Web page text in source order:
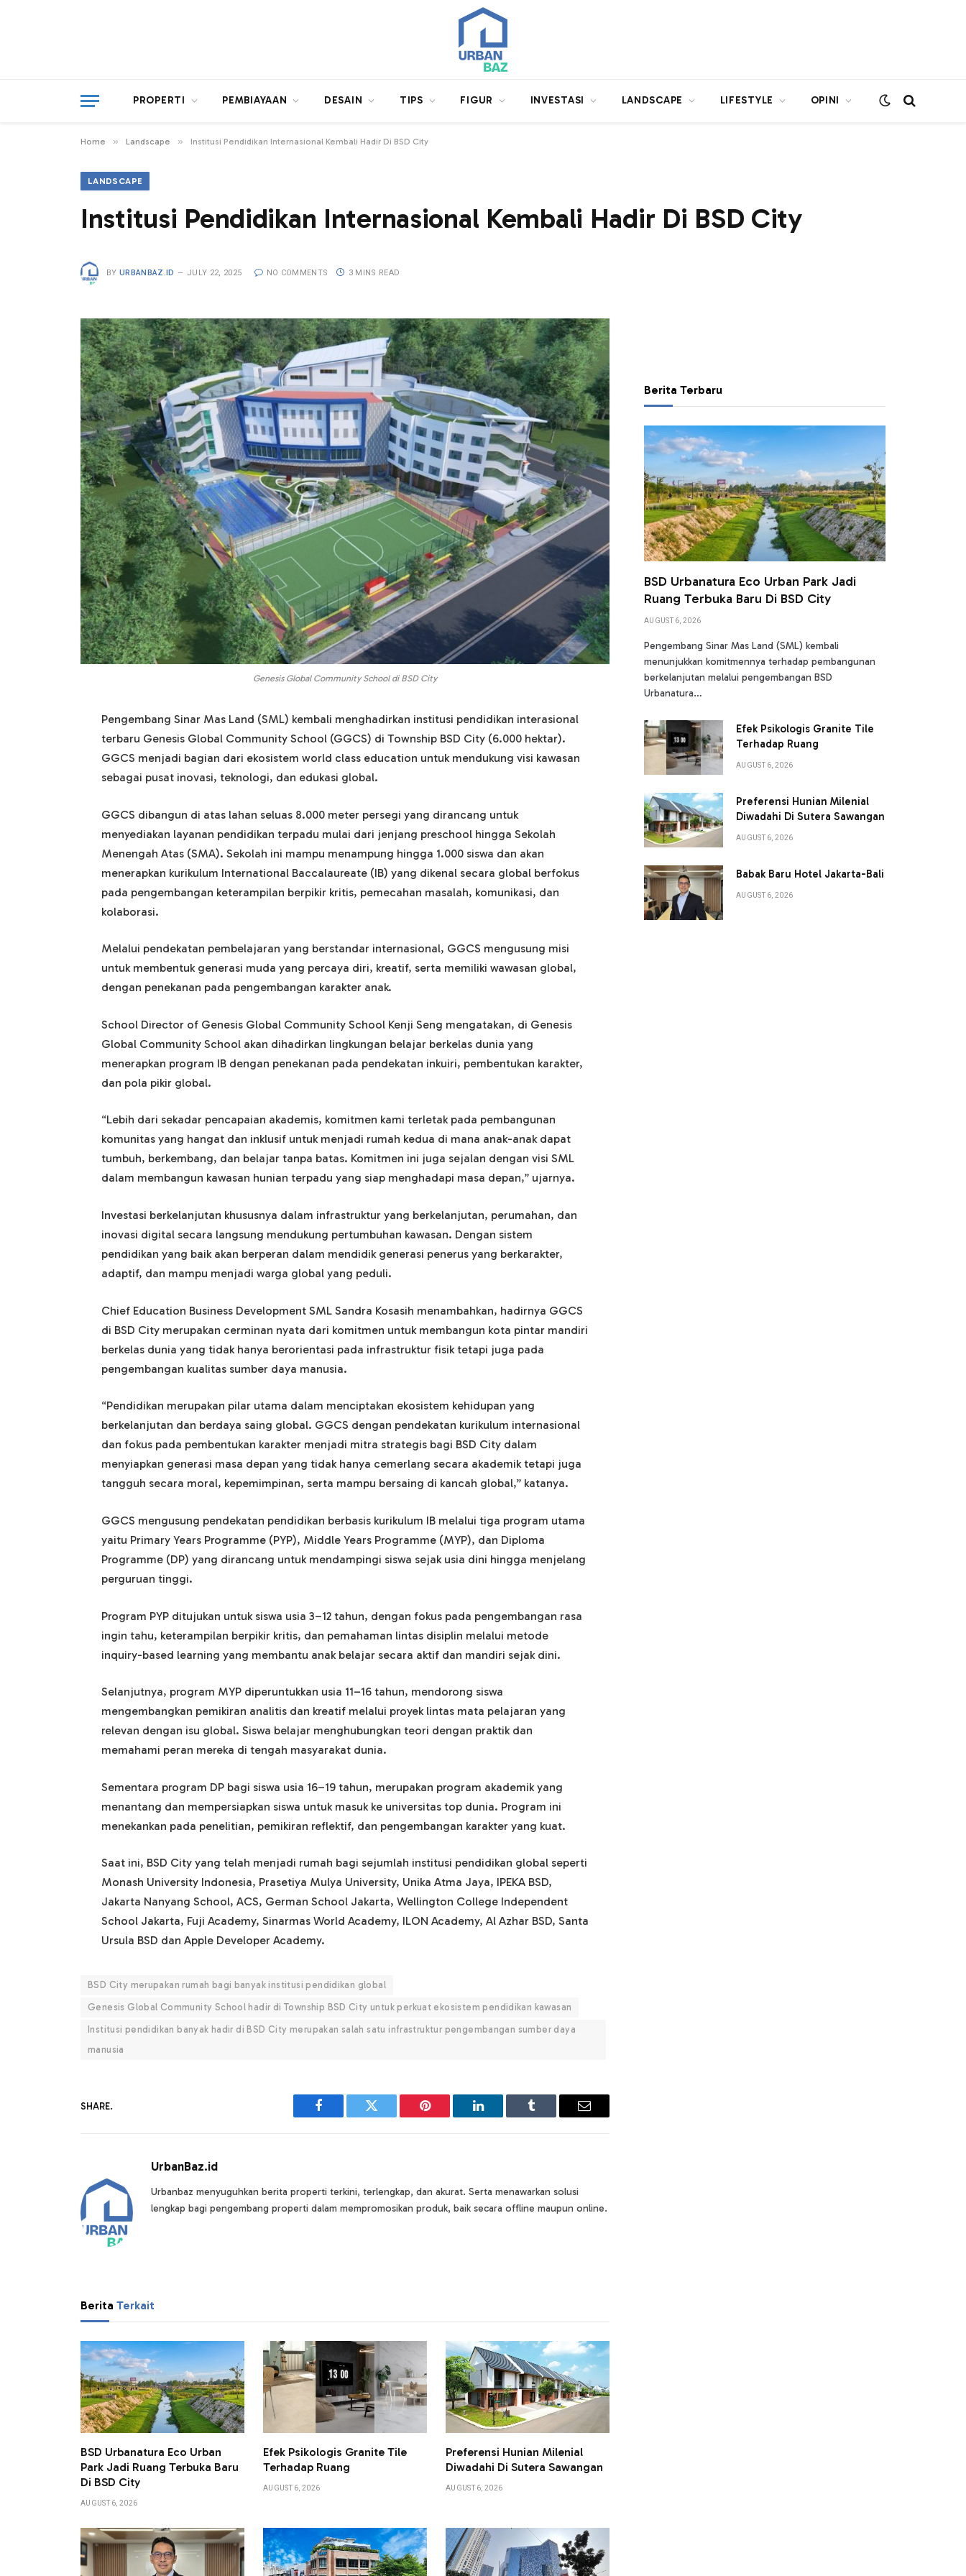
PROPERTI PEMBIAYAAN DESAIN TIPS FIGUR INVESTASI LANDSCAPE LIFESTYLE OPINI
Home » Landscape » Institusi Pendidikan Internasional Kembali Hadir Di BSD City
LANDSCAPE
Institusi Pendidikan Internasional Kembali Hadir Di BSD City
BY URBANBAZ.ID JULY 22, 2025 NO COMMENTS 3 MINS READ
Genesis Global Community School di BSD City
Pengembang Sinar Mas Land (SML) kembali menghadirkan institusi pendidikan interasional
terbaru Genesis Global Community School (GGCS) di Township BSD City (6.000 hektar).
GGCS menjadi bagian dari ekosistem world class education untuk mendukung visi kawasan
sebagai pusat inovasi, teknologi, dan edukasi global.
GGCS dibangun di atas lahan seluas 8.000 meter persegi yang dirancang untuk
menyediakan layanan pendidikan terpadu mulai dari jenjang preschool hingga Sekolah
Menengah Atas (SMA). Sekolah ini mampu menampung hingga 1.000 siswa dan akan
menerapkan kurikulum International Baccalaureate (IB) yang dikenal secara global berfokus
pada pengembangan keterampilan berpikir kritis, pemecahan masalah, komunikasi, dan
kolaborasi.
Melalui pendekatan pembelajaran yang berstandar internasional, GGCS mengusung misi
untuk membentuk generasi muda yang percaya diri, kreatif, serta memiliki wawasan global,
dengan penekanan pada pengembangan karakter anak.
School Director of Genesis Global Community School Kenji Seng mengatakan, di Genesis
Global Community School akan dihadirkan lingkungan belajar berkelas dunia yang
menerapkan program IB dengan penekanan pada pendekatan inkuiri, pembentukan karakter,
dan pola pikir global.
“Lebih dari sekadar pencapaian akademis, komitmen kami terletak pada pembangunan
komunitas yang hangat dan inklusif untuk menjadi rumah kedua di mana anak-anak dapat
tumbuh, berkembang, dan belajar tanpa batas. Komitmen ini juga sejalan dengan visi SML
dalam membangun kawasan hunian terpadu yang siap menghadapi masa depan,” ujarnya.
Investasi berkelanjutan khususnya dalam infrastruktur yang berkelanjutan, perumahan, dan
inovasi digital secara langsung mendukung pertumbuhan kawasan. Dengan sistem
pendidikan yang baik akan berperan dalam mendidik generasi penerus yang berkarakter,
adaptif, dan mampu menjadi warga global yang peduli.
Chief Education Business Development SML Sandra Kosasih menambahkan, hadirnya GGCS
di BSD City merupakan cerminan nyata dari komitmen untuk membangun kota pintar mandiri
berkelas dunia yang tidak hanya berorientasi pada infrastruktur fisik tetapi juga pada
pengembangan kualitas sumber daya manusia.
“Pendidikan merupakan pilar utama dalam menciptakan ekosistem kehidupan yang
berkelanjutan dan berdaya saing global. GGCS dengan pendekatan kurikulum internasional
dan fokus pada pembentukan karakter menjadi mitra strategis bagi BSD City dalam
menyiapkan generasi masa depan yang tidak hanya cemerlang secara akademik tetapi juga
tangguh secara moral, kepemimpinan, serta mampu bersaing di kancah global,” katanya.
GGCS mengusung pendekatan pendidikan berbasis kurikulum IB melalui tiga program utama
yaitu Primary Years Programme (PYP), Middle Years Programme (MYP), dan Diploma
Programme (DP) yang dirancang untuk mendampingi siswa sejak usia dini hingga menjelang
perguruan tinggi.
Program PYP ditujukan untuk siswa usia 3–12 tahun, dengan fokus pada pengembangan rasa
ingin tahu, keterampilan berpikir kritis, dan pemahaman lintas disiplin melalui metode
inquiry-based learning yang membantu anak belajar secara aktif dan mandiri sejak dini.
Selanjutnya, program MYP diperuntukkan usia 11–16 tahun, mendorong siswa
mengembangkan pemikiran analitis dan kreatif melalui proyek lintas mata pelajaran yang
relevan dengan isu global. Siswa belajar menghubungkan teori dengan praktik dan
memahami peran mereka di tengah masyarakat dunia.
Sementara program DP bagi siswa usia 16–19 tahun, merupakan program akademik yang
menantang dan mempersiapkan siswa untuk masuk ke universitas top dunia. Program ini
menekankan pada penelitian, pemikiran reflektif, dan pengembangan karakter yang kuat.
Saat ini, BSD City yang telah menjadi rumah bagi sejumlah institusi pendidikan global seperti
Monash University Indonesia, Prasetiya Mulya University, Unika Atma Jaya, IPEKA BSD,
Jakarta Nanyang School, ACS, German School Jakarta, Wellington College Independent
School Jakarta, Fuji Academy, Sinarmas World Academy, ILON Academy, Al Azhar BSD, Santa
Ursula BSD dan Apple Developer Academy.
BSD City merupakan rumah bagi banyak institusi pendidikan global
Genesis Global Community School hadir di Township BSD City untuk perkuat ekosistem pendidikan kawasan
Institusi pendidikan banyak hadir di BSD City merupakan salah satu infrastruktur pengembangan sumber daya
manusia
SHARE.
Facebook Twitter Pinterest LinkedIn Tumblr Email
UrbanBaz.id
Urbanbaz menyuguhkan berita properti terkini, terlengkap, dan akurat. Serta menawarkan solusi
lengkap bagi pengembang properti dalam mempromosikan produk, baik secara offline maupun online.
Berita Terkait
BSD Urbanatura Eco Urban
Park Jadi Ruang Terbuka Baru
Di BSD City
AUGUST 6, 2026
Efek Psikologis Granite Tile
Terhadap Ruang
AUGUST 6, 2026
Preferensi Hunian Milenial
Diwadahi Di Sutera Sawangan
AUGUST 6, 2026
Berita Terbaru
BSD Urbanatura Eco Urban Park Jadi
Ruang Terbuka Baru Di BSD City
AUGUST 6, 2026
Pengembang Sinar Mas Land (SML) kembali
menunjukkan komitmennya terhadap pembangunan
berkelanjutan melalui pengembangan BSD
Urbanatura…
Efek Psikologis Granite Tile
Terhadap Ruang
AUGUST 6, 2026
Preferensi Hunian Milenial
Diwadahi Di Sutera Sawangan
AUGUST 6, 2026
Babak Baru Hotel Jakarta-Bali
AUGUST 6, 2026